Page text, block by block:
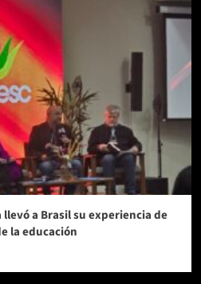
a Brasil su experiencia de
la educación